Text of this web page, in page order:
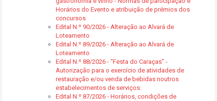
Horários do Evento e atribuição de prémios dos
concursos
Edital N.º 90/2026 - Alteração ao Alvará de
Loteamento
Edital N.º 89/2026 - Alteração ao Alvará de
Loteamento
Edital N.º 88/2026 - “Festa do Caraças” -
Autorização para o exercício de atividades de
restauração e/ou venda de bebidas noutros
estabelecimentos de serviços:
Edital N.º 87/2026 - Horários, condições de